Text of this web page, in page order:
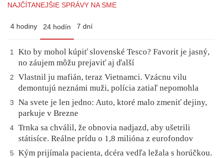
NAJČÍTANEJŠIE SPRÁVY NA SME
4 hodiny 24 hodín 7 dní
1
Kto by mohol kúpiť slovenské Tesco? Favorit je jasný,
no záujem môžu prejaviť aj ďalší
2
Vlastnil ju mafián, teraz Vietnamci. Vzácnu vilu
demontujú neznámi muži, polícia zatiaľ nepomohla
3
Na svete je len jedno: Auto, ktoré malo zmeniť dejiny,
parkuje v Brezne
4 Trnka sa chválil, že obnovia nadjazd, aby ušetrili
státisíce. Reálne prídu o 1,8 milióna z eurofondov
5
Kým prijímala pacienta, dcéra vedľa ležala s horúčkou.